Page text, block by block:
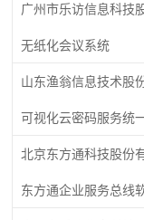
广州市乐访信息科技
无纸化会议系统
山东渔翁信息技术股
可视化云密码服务统
北京东方通科技股份
东方通企业服务总线